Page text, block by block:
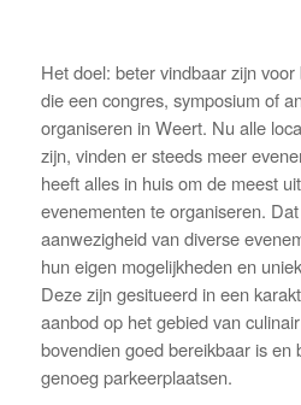
Het doel: beter vindbaar zijn
die een congres, symposium of
organiseren in Weert. Nu alle
zijn, vinden er steeds meer
heeft alles in huis om de meest
evenementen te organiseren.
aanwezigheid van diverse
hun eigen mogelijkheden en
Deze zijn gesitueerd in een
aanbod op het gebied van
bovendien goed bereikbaar is en
genoeg parkeerplaatsen.